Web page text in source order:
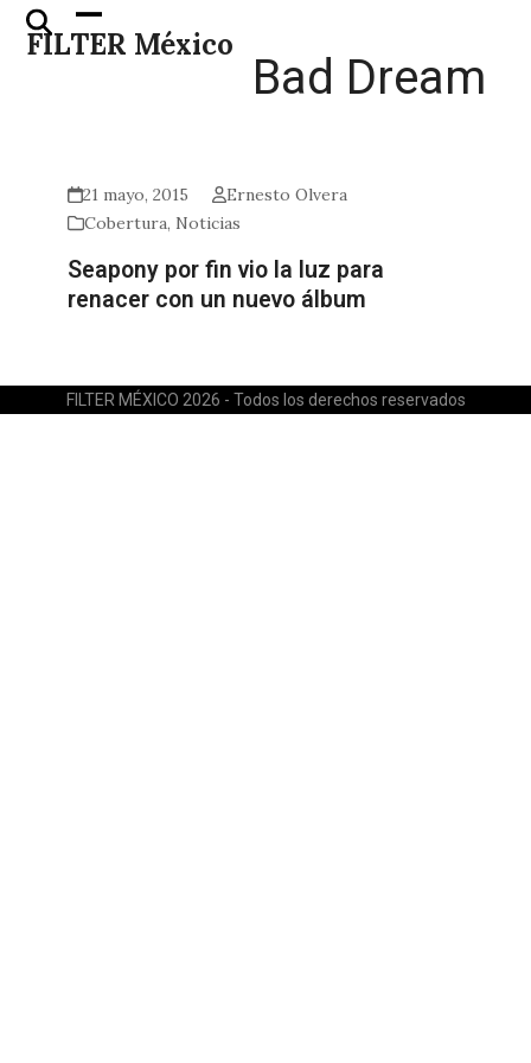
Skip
FILTER México
Open
mobile
Close
mobile
Bad Dream
21 mayo, 2015
Ernesto Olvera
Cobertura, Noticias
Seapony por fin vio la luz para
renacer con un nuevo álbum
FILTER MÉXICO 2026 - Todos los derechos reservados